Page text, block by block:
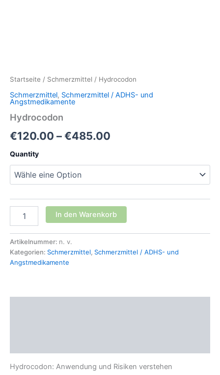
Startseite / Schmerzmittel / Hydrocodon
Schmerzmittel, Schmerzmittel / ADHS- und
Angstmedikamente
Hydrocodon
€120.00 –€485.00
€485.00
Quantity
Menge
In den Warenkorb
Artikelnummer: n. v.
Kategorien: Schmerzmittel, Schmerzmittel / ADHS- und
Angstmedikamente
Hydrocodon: Anwendung und Risiken verstehen